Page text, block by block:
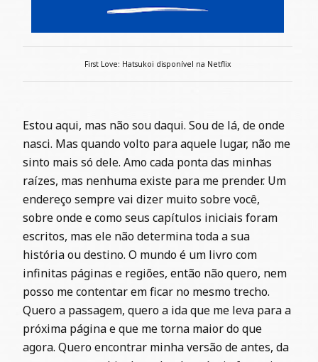
First Love: Hatsukoi disponível na Netflix
Estou aqui, mas não sou daqui. Sou de lá, de onde
nasci. Mas quando volto para aquele lugar, não me
sinto mais só dele. Amo cada ponta das minhas
raízes, mas nenhuma existe para me prender. Um
endereço sempre vai dizer muito sobre você,
sobre onde e como seus capítulos iniciais foram
escritos, mas ele não determina toda a sua
história ou destino. O mundo é um livro com
infinitas páginas e regiões, então não quero, nem
posso me contentar em ficar no mesmo trecho.
Quero a passagem, quero a ida que me leva para a
próxima página e que me torna maior do que
agora. Quero encontrar minha versão de antes, da